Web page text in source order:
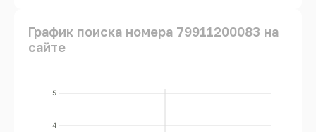
График поиска номера 79911200083 на
сайте
4
5